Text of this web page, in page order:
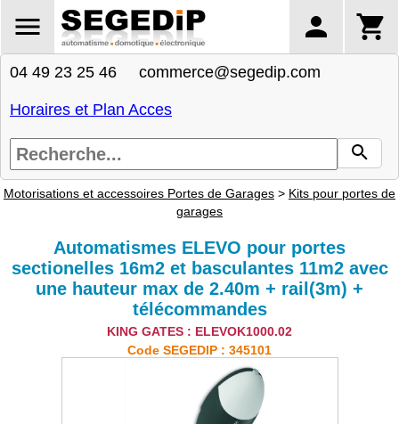
04 49 23 25 46 commerce@segedip.com
Horaires et Plan Acces
Motorisations et accessoires Portes de Garages > Kits pour portes de
garages
Automatismes ELEVO pour portes
sectionelles 16m2 et basculantes 11m2 avec
une hauteur max de 2.40m + rail(3m) +
télécommandes
KING GATES : ELEVOK1000.02
Code SEGEDIP : 345101